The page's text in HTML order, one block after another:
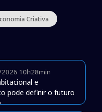
Criativa
10h28min
e
pode definir o futuro